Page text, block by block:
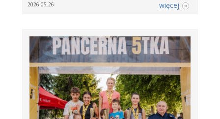
2026.05.26 więcej